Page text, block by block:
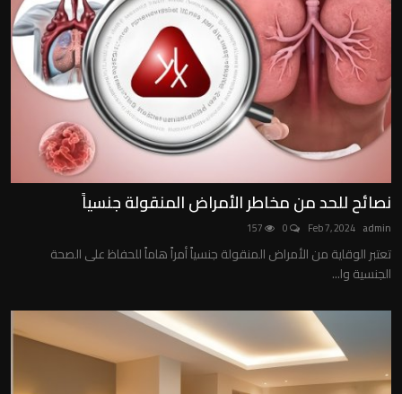
نصائح للحد من مخاطر الأمراض المنقولة جنسياً
admin
Feb 7, 2024
تعتبر الوقاية من الأمراض المنقولة جنسياً أمراً هاماً للحفاظ على الصحة
الجنسية وا...